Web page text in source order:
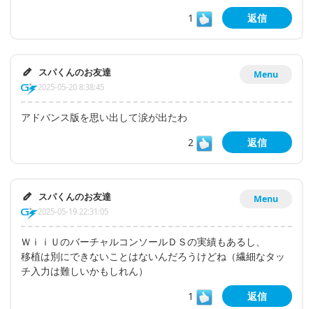
1
返信
Menu
スパくんのお友達
2025-05-20 8:38:45
アドバンス版を思い出して涙が出たわ
2
返信
Menu
スパくんのお友達
2025-05-19 22:31:05
ＷｉｉＵのバーチャルコンソールＤＳの実績もあるし、
移植は別にできないことはないんだろうけどね（繊細なタッ
チ入力は難しいかもしれん）
1
返信